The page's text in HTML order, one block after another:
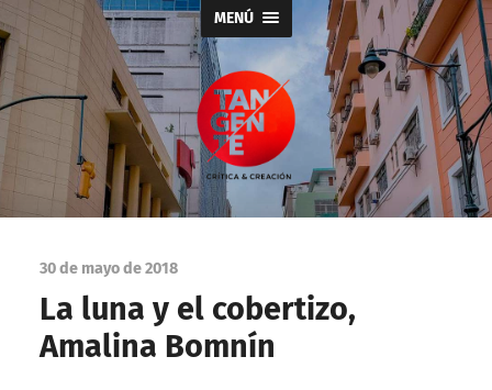
MENÚ
Tangente
30 de mayo de 2018
La luna y el cobertizo,
Amalina Bomnín